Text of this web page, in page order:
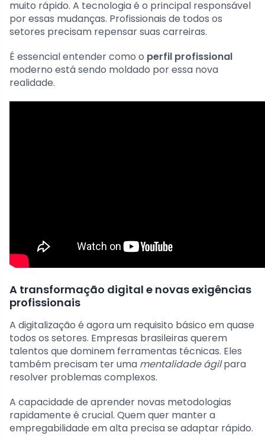
muito rápido. A tecnologia é o principal responsável
por essas mudanças. Profissionais de todos os
setores precisam repensar suas carreiras.
É essencial entender como o perfil profissional
moderno está sendo moldado por essa nova
realidade.
A transformação digital e novas exigências
profissionais
A digitalização é agora um requisito básico em quase
todos os setores. Empresas brasileiras querem
talentos que dominem ferramentas técnicas. Eles
também precisam ter uma mentalidade ágilpara
resolver problemas complexos.
A capacidade de aprender novas metodologias
rapidamente é crucial. Quem quer manter a
empregabilidade em alta precisa se adaptar rápido.